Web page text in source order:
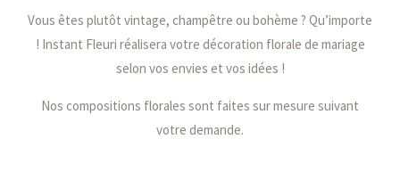
Vous êtes plutôt vintage, champêtre ou bohème ? Qu’importe
! Instant Fleuri réalisera votre décoration florale de mariage
selon vos envies et vos idées !
Nos compositions florales sont faites sur mesure suivant
votre demande.